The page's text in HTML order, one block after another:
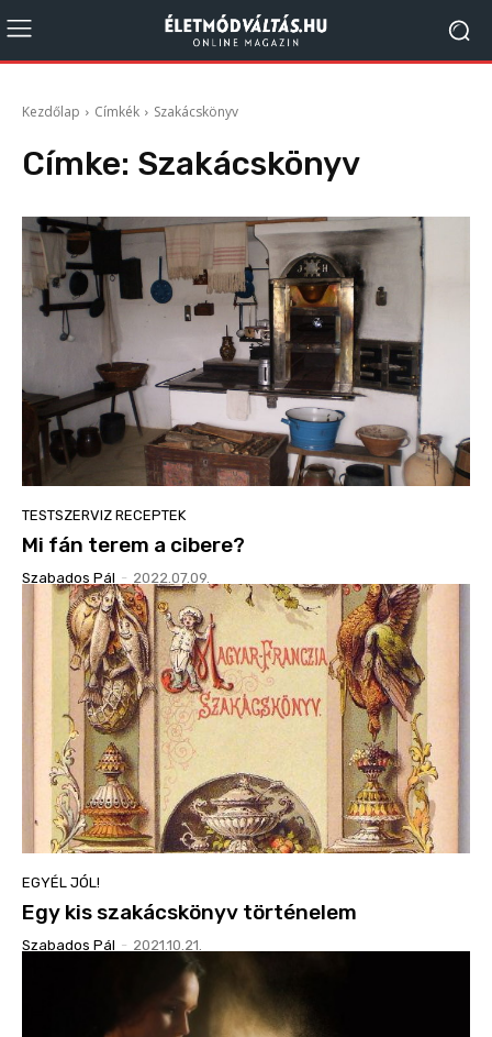
Kezdőlap Címkék Szakácskönyv
Címke: Szakácskönyv
TESTSZERVIZ RECEPTEK
Mi fán terem a cibere?
Szabados Pál - 2022.07.09.
EGYÉL JÓL!
Egy kis szakácskönyv történelem
Szabados Pál - 2021.10.21.